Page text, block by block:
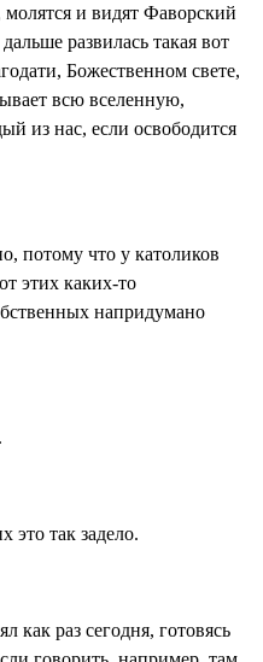
и видят Фаворский
развилась такая вот
Божественном свете,
всю вселенную,
из нас, если освободится
потому что у католиков
этих каких-то
напридумано
это так задело.
раз сегодня, готовясь